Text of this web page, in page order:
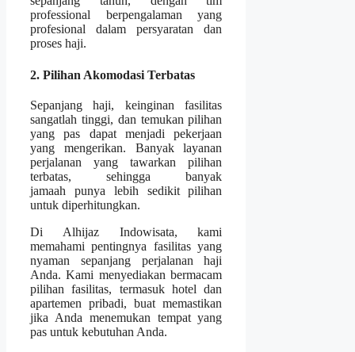
professional berpengalaman yang
profesional dalam persyaratan dan
proses haji.
2. Pilihan Akomodasi Terbatas
Sepanjang haji, keinginan fasilitas
sangatlah tinggi, dan temukan pilihan
yang pas dapat menjadi pekerjaan
yang mengerikan. Banyak layanan
perjalanan yang tawarkan pilihan
terbatas, sehingga banyak
jamaah punya lebih sedikit pilihan
untuk diperhitungkan.
Di Alhijaz Indowisata, kami
memahami pentingnya fasilitas yang
nyaman sepanjang perjalanan haji
Anda. Kami menyediakan bermacam
pilihan fasilitas, termasuk hotel dan
apartemen pribadi, buat memastikan
jika Anda menemukan tempat yang
pas untuk kebutuhan Anda.